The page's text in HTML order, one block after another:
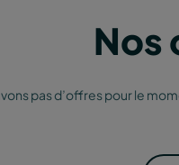
Nos
pas d’offres pour le